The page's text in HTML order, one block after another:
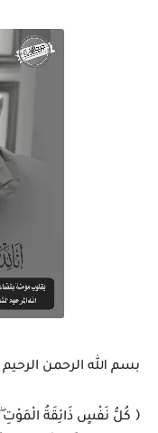
بسم الله الرحمن الرحيم
﴿ كُلُّ نَفْسٍ ذَائِقَةُ الْمَوْتِ